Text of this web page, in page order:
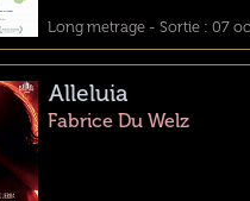
Long metrage - Sortie : 07
Alleluia
Fabrice Du Welz